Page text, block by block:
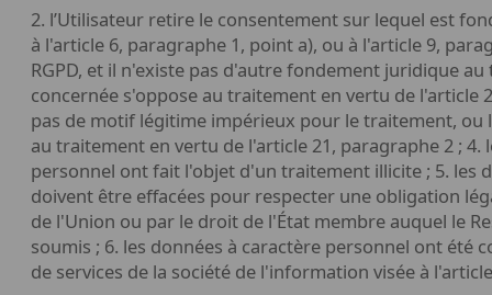
2. l’Utilisateur retire le consentement sur lequel est
à l'article 6, paragraphe 1, point a), ou à l'article 9,
RGPD, et il n'existe pas d'autre fondement juridique
concernée s'oppose au traitement en vertu de l'article
pas de motif légitime impérieux pour le traitement, ou
au traitement en vertu de l'article 21, paragraphe 2 ; 4.
personnel ont fait l'objet d'un traitement illicite ; 5. les
doivent être effacées pour respecter une obligation
de l'Union ou par le droit de l'État membre auquel le
soumis ; 6. les données à caractère personnel ont été
de services de la société de l'information visée à